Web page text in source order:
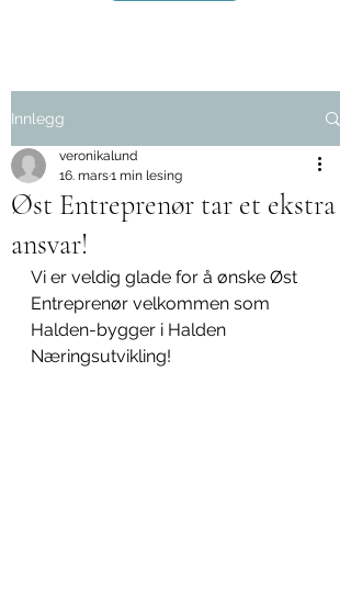
Innlegg
Øst Entreprenør tar et ekstra
ansvar!
veronikalund
16. mars1 min lesing
Vi er veldig glade for å ønske Øst
Entreprenør velkommen som
Halden-bygger i Halden
Næringsutvikling!